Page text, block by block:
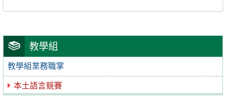
教學組
教學組業務職掌
本土語言競賽